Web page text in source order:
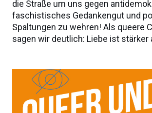
die Straße um uns gegen
faschistisches Gedankengut und
Spaltungen zu wehren! Als queere
sagen wir deutlich: Liebe ist stärker